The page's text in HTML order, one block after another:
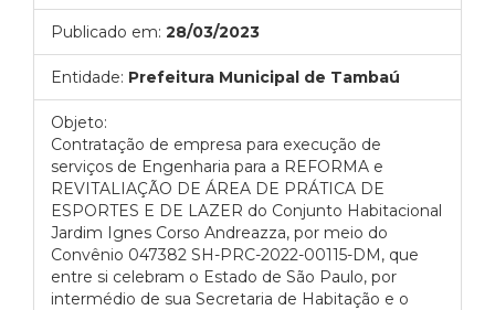
Publicado em: 28/03/2023
Entidade: Prefeitura Municipal de Tambaú
Objeto:
Contratação de empresa para execução de
serviços de Engenharia para a REFORMA e
REVITALIAÇÃO DE ÁREA DE PRÁTICA DE
ESPORTES E DE LAZER do Conjunto Habitacional
Jardim Ignes Corso Andreazza, por meio do
Convênio 047382 SH-PRC-2022-00115-DM, que
entre si celebram o Estado de São Paulo, por
intermédio de sua Secretaria de Habitação e o